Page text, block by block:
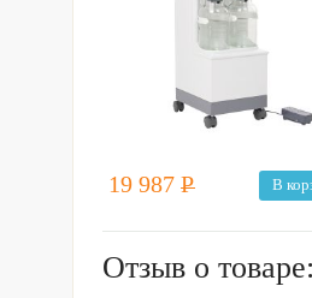
19 987 Р В
Отзыв о